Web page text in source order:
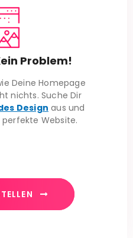
Problem!
Deine Homepage
nichts. Suche Dir
Design aus und
Website.